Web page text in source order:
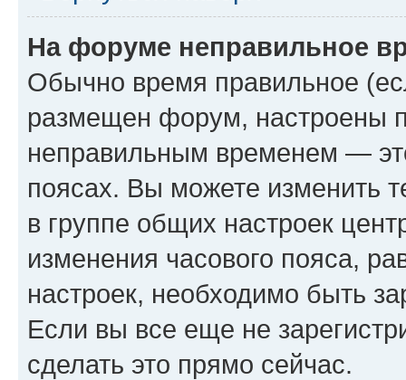
На форуме неправильное
Обычно время правильное
размещен форум, настроены
неправильным временем —
поясах. Вы можете изменить
в группе общих настроек
изменения часового пояса,
настроек, необходимо быть
Если вы все еще не
сделать это прямо сейчас.